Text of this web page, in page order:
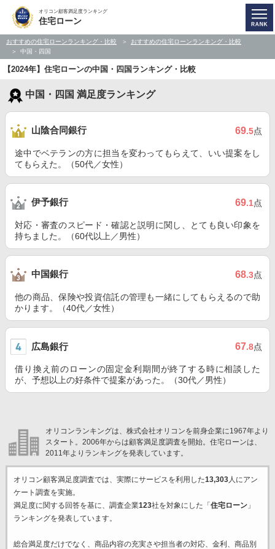
オリコン顧客満足度ランキング
住宅ローン
おすすめの住宅ローンランキング・比較
おすすめの住宅ローンランキング・比較
中国・四国
【2024年】住宅ローンの中国・四国ランキング・比較
中国・四国 満足度ランキング
山陰合同銀行 69.5点
途中でベテランの方に担当を変わってもらえて、いい提案をし
てもらえた。（50代／女性）
伊予銀行 69.1点
対応・審査のスピード・確認と説明に関し、とても良い印象を
持ちました。（60代以上／男性）
中国銀行 68.3点
他の商品、保険や投資信託の管理も一緒にしてもらえるので助
かります。（40代／女性）
広島銀行 67.8点
借り換え前のローンの固定金利期間が終了する時に相談した
が、予想以上の好条件で提案があった。（30代／男性）
オリコンランキングは、株式会社オリコンを前身企業に1967年より
スタート。2006年からは顧客満足度調査を開始。住宅ローンは、
2011年よりランキングを発表しています。
オリコン顧客満足度調査では、実際にサービスを利用した13,303人にアン
ケート調査を実施。
満足度に関する回答を基に、調査企業123社を対象にした「 住宅ローン」
ランキングを発表しています。
総合満足度だけでなく、商品内容の充実さや担当者の対応、金利、商品別